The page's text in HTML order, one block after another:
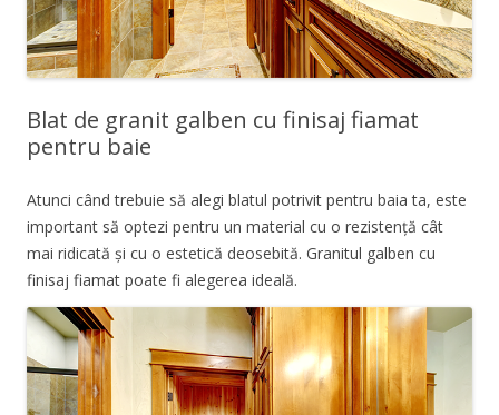
Blat de granit galben cu finisaj fiamat
pentru baie
Atunci când trebuie să alegi blatul potrivit pentru baia ta, este
important să optezi pentru un material cu o rezistență cât
mai ridicată și cu o estetică deosebită. Granitul galben cu
finisaj fiamat poate fi alegerea ideală.